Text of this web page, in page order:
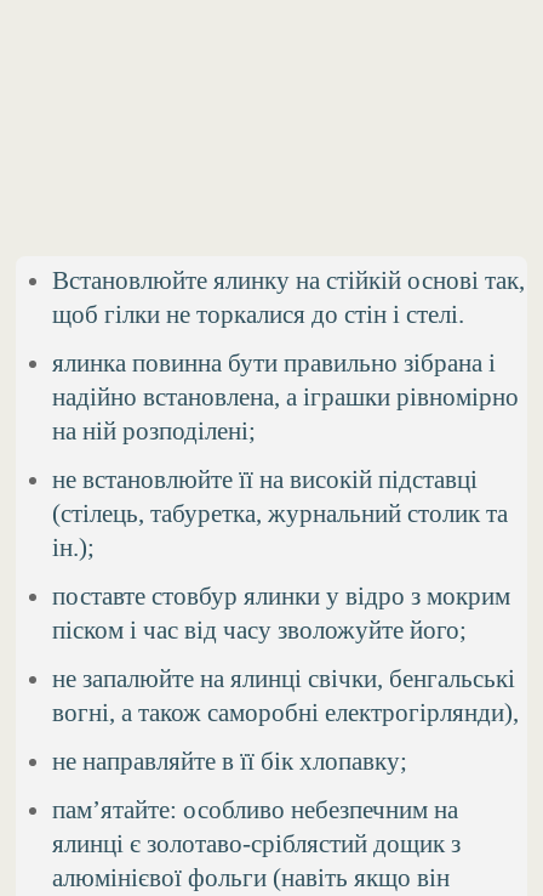
Встановлюйте ялинку на стійкій основі так,
щоб гілки не торкалися до стін і стелі.
ялинка повинна бути правильно зібрана і
надійно встановлена, а іграшки рівномірно
на ній розподілені;
не встановлюйте її на високій підставці
(стілець, табуретка, журнальний столик та
ін.);
поставте стовбур ялинки у відро з мокрим
піском і час від часу зволожуйте його;
не запалюйте на ялинці свічки, бенгальські
вогні, а також саморобні електрогірлянди),
не направляйте в її бік хлопавку;
пам’ятайте: особливо небезпечним на
ялинці є золотаво-сріблястий дощик з
алюмінієвої фольги (навіть якщо він